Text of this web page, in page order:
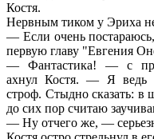
Костя.
Нервным тиком у Эриха
— Если очень
первую главу "Евгения
— Фантастика! — с
ахнул Костя. — Я ведь
строф. Стыдно сказать: в
до сих пор считаю
— Ну отчего же, —